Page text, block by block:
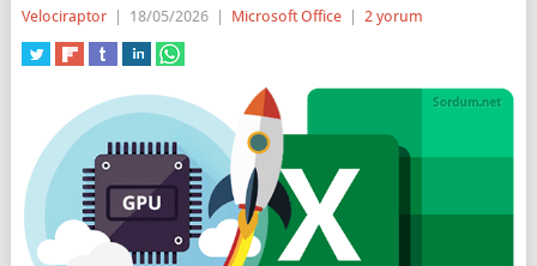
Velociraptor 18/05/2026 Microsoft Office 2 yorum